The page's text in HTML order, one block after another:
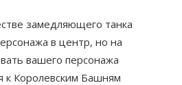
замедляющего танка
в центр, но на
вашего персонажа
к Королевским Башням